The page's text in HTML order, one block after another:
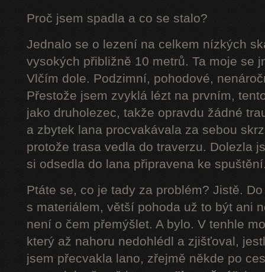
Proč jsem spadla a co se stalo?
Jednalo se o lezení na celkem nízkých
vysokých přibližně 10 metrů. Ta moje se
Vlčím dole. Podzimní, pohodové,
Přestože jsem zvyklá lézt na prvním,
jako druholezec, takže opravdu žádné
a zbytek lana procvakávala za sebou
protože trasa vedla do traverzu. Dolezla
si odsedla do lana připravena ke
Ptáte se, co je tady za problém? Jistě.
s materiálem, větší pohoda už to být ani
není o čem přemýšlet. A bylo. V tenhle
který až nahoru nedohlédl a zjišťoval,
jsem přecvakla lano, zřejmě někde po